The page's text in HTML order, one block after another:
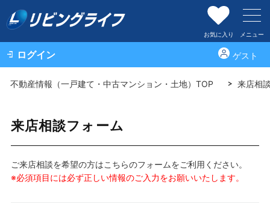
お気に入り メニュー
ログイン ゲスト
不動産情報（一戸建て・中古マンション・土地）TOP 来店相
来店相談フォーム
ご来店相談を希望の方はこちらのフォームをご利用ください。
※必須項目には必ず正しい情報のご入力をお願いいたします。